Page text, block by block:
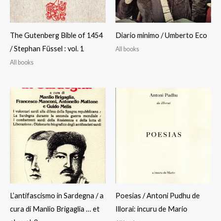
The Gutenberg Bible of 1454
/ Stephan Füssel : vol. 1
All books
Diario minimo / Umberto Eco
All books
L’antifascismo in Sardegna / a
cura di Manlio Brigaglia … et
Poesias / Antoni Pudhu de
Illorai: incuru de Mario